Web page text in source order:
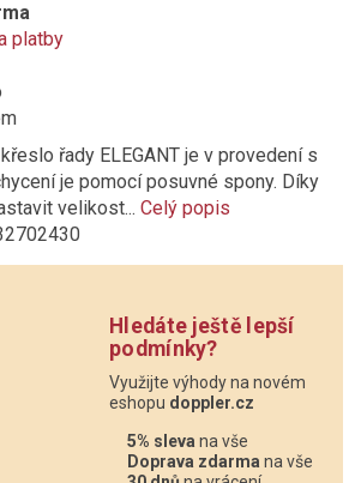
platby
řady ELEGANT je v provedení s
je pomocí posuvné spony. Díky
velikost... Celý popis
Hledáte ještě lepší
podmínky?
Využijte výhody na novém
eshopu doppler.cz
5% sleva na vše
Doprava zdarma na vše